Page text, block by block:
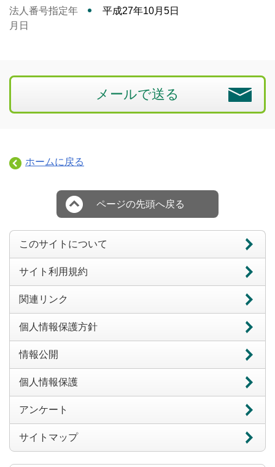
法人番号指定年
月日
平成27年10月5日
メールで送る
ホームに戻る
ページの先頭へ戻る
このサイトについて
サイト利用規約
関連リンク
個人情報保護方針
情報公開
個人情報保護
アンケート
サイトマップ